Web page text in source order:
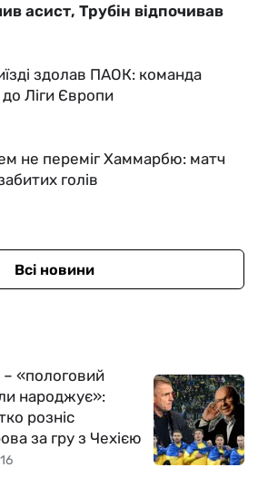
асист, Трубін відпочивав
здолав ПАОК: команда
Ліги Європи
не переміг Хаммарбю: матч
голів
Всі новини
– «пологовий
народжує»:
розніс
за гру з Чехією